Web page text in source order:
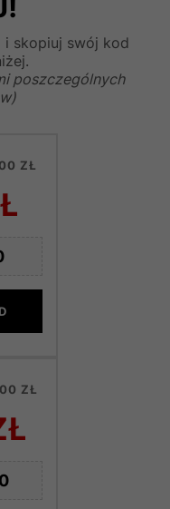
i skopiuj swój kod
poszczególnych
ZŁ
ZŁ